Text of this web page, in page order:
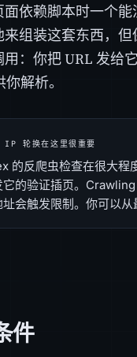
面依赖脚本时一个
来组装这套东西，
用：你把 URL 发给
解析。
IP 轮换在这里很重要
的反爬虫检查在很大程
它的验证插页。
会触发限制。你可以
件